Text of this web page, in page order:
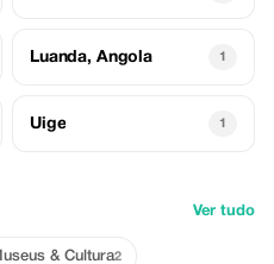
Luanda, Angola 1
Uige 1
Ver tudo
& Cultura2